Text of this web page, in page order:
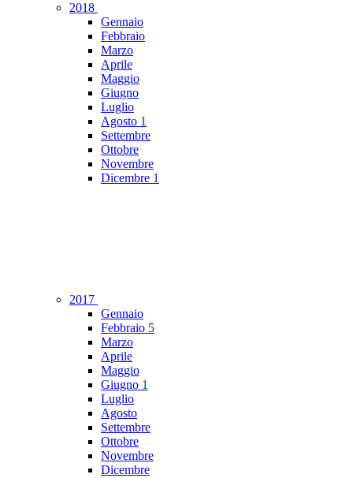
2018
Gennaio
Febbraio
Marzo
Aprile
Maggio
Giugno
Luglio
Agosto 1
Settembre
Ottobre
Novembre
Dicembre 1
2017
Gennaio
Febbraio 5
Marzo
Aprile
Maggio
Giugno 1
Luglio
Agosto
Settembre
Ottobre
Novembre
Dicembre